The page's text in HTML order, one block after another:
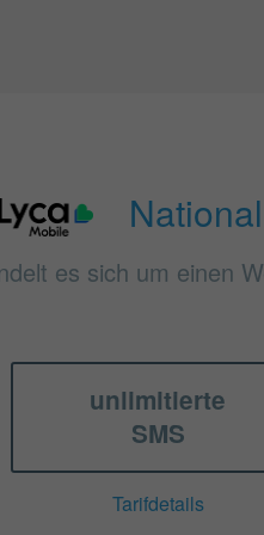
es sich um einen
unlimitierte
SMS
Tarifdetails